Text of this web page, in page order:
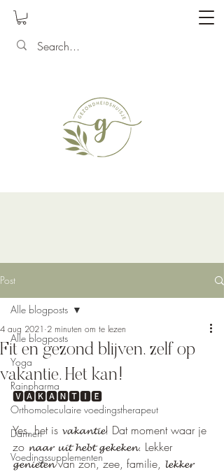
Post
Alle blogposts
Yoga
Rainpharma
Orthomoleculaire voedingstherapeut
Darmen
Voedingssupplementen
Alle blogposts
Fit en gezond blijven, zelf op
vakantie. Het kan!
4 aug 2021 2 minuten om te lezen
🆅🅰🅺🅰🅽🆃🅸🅴
Yes, het is 𝓿𝓪𝓴𝓪𝓷𝓽𝓲𝓮! Dat moment waar je
zo 𝓷𝓪𝓪𝓻 𝓾𝓲𝓽 𝓱𝓮𝓫𝓽 𝓰𝓮𝓴𝓮𝓴𝓮𝓷. Lekker
𝓰𝓮𝓷𝓲𝓮𝓽𝓮𝓷 van zon, zee, familie, 𝓵𝓮𝓴𝓴𝓮𝓻